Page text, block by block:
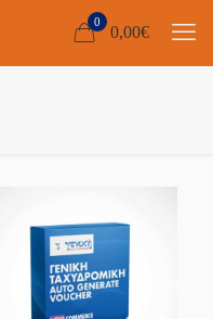
0
0,00€